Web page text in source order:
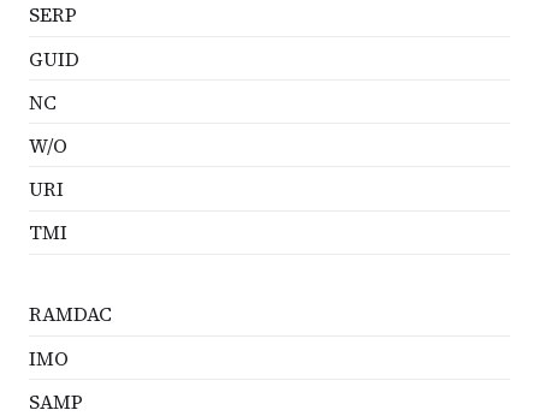
SERP
GUID
NC
W/O
URI
TMI
RAMDAC
IMO
SAMP